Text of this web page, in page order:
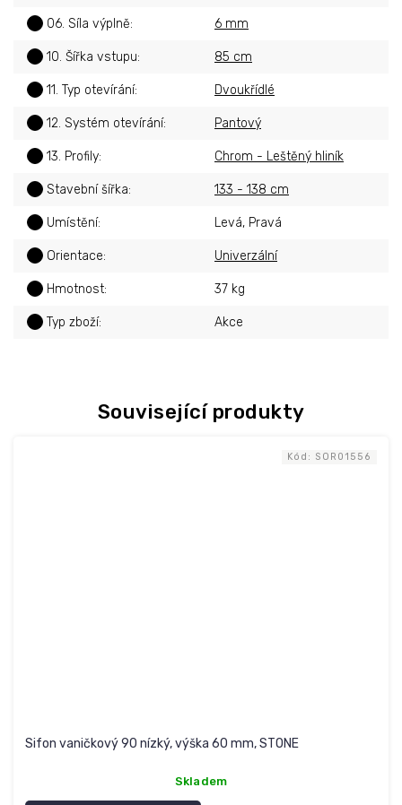
Související produkty
Sifon vaničkový 90 nízký, výška 60 mm, STONE
Skladem
Kód: SOR01556
06. Síla výplně: 6 mm
10. Šířka vstupu: 85 cm
11. Typ otevírání: Dvoukřídlé
12. Systém otevírání: Pantový
13. Profily: Chrom - Leštěný hliník
Stavební šířka: 133 - 138 cm
Umístění: Levá, Pravá
Orientace: Univerzální
Hmotnost: 37 kg
Typ zboží: Akce